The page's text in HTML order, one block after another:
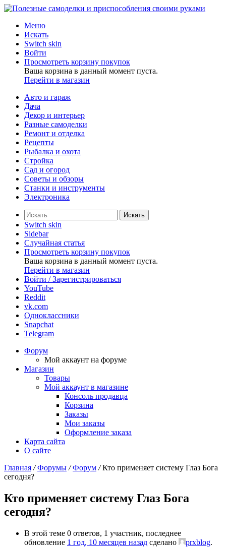
Меню
Искать
Switch skin
Войти
Просмотреть корзину покупок
Ваша корзина в данный момент пуста.
Перейти в магазин
Авто и гараж
Дача
Декор и интерьер
Разные самоделки
Ремонт и отделка
Рецепты
Рыбалка и охота
Стройка
Сад и огород
Советы и обзоры
Станки и инструменты
Электроника
Искать
Switch skin
Sidebar
Случайная статья
Просмотреть корзину покупок
Ваша корзина в данный момент пуста.
Перейти в магазин
Войти / Зарегистрироваться
YouTube
Reddit
vk.com
Одноклассники
Snapchat
Telegram
Форум
Мой аккаунт на форуме
Магазин
Товары
Мой аккаунт в магазине
Консоль продавца
Корзина
Заказы
Мои заказы
Оформление заказа
Карта сайта
О сайте
Главная / Форумы / Форум / Кто применяет систему Глаз Бога
сегодня?
Кто применяет систему Глаз Бога
сегодня?
В этой теме 0 ответов, 1 участник, последнее
обновление 1 год, 10 месяцев назад сделано prxblog.